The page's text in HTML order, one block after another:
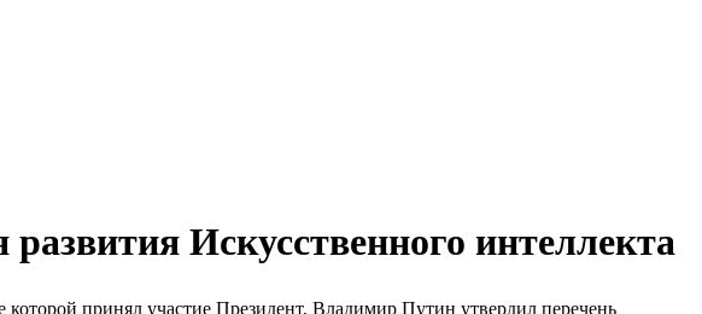
Искусственного интеллекта
принял участие Президент, Владимир Путин утвердил перечень